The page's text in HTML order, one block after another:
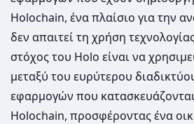
Holochain, ένα πλαίσιο για την
δεν απαιτεί τη χρήση
στόχος του Holo είναι να
μεταξύ του ευρύτερου
εφαρμογών που
Holochain, προσφέροντας ένα